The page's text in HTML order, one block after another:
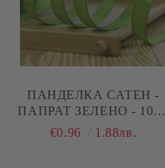
ПАНДЕЛКА САТЕН -
ПАПРАТ ЗЕЛЕНО - 10М.
№72
€0.96 1.88лв.